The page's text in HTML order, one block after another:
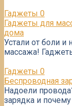
Гаджеты 0
Гаджеты для
дома
Устали от боли
массажа!
Гаджеты 0
Беспроводная
Надоели
зарядка и